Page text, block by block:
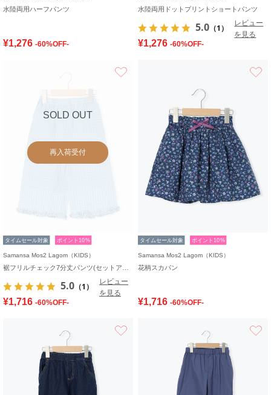
水陸両用ハーフパンツ
¥1,276 -60%OFF-
水陸両用ドットプリントショートパンツ
5.0 （1）
レビュー
を見る
¥1,276 -60%OFF-
SOLD OUT
再入荷受付
タイムセール対象 ポイント10%
Samansa Mos2 Lagom（KIDS）
5.0 （1）
レビュー
を見る
¥1,716 -60%OFF-
タイムセール対象 ポイント10%
Samansa Mos2 Lagom（KIDS）
花柄スカパン
¥1,716 -60%OFF-